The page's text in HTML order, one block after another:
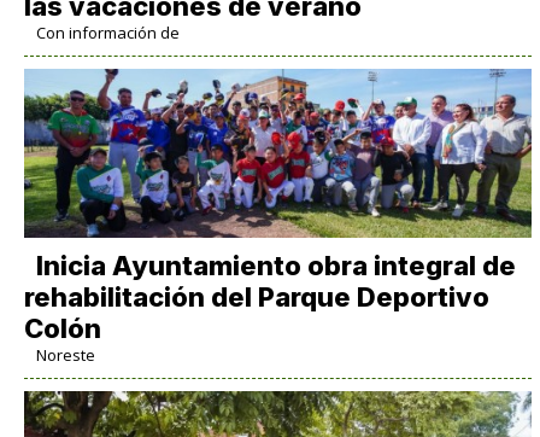
Con información de
Inicia Ayuntamiento obra integral de
rehabilitación del Parque Deportivo
Colón
Noreste